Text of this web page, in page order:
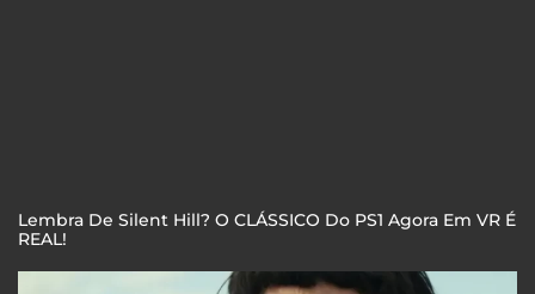
Lembra De Silent Hill? O CLÁSSICO Do PS1 Agora Em VR É
REAL!